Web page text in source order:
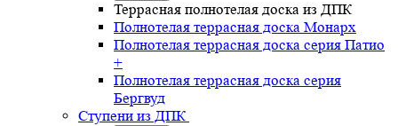
Террасная полнотелая доска из ДПК
Полнотелая террасная доска Монарх
Полнотелая террасная доска серия Патио
+
Полнотелая террасная доска серия
Бергвуд
Ступени из ДПК